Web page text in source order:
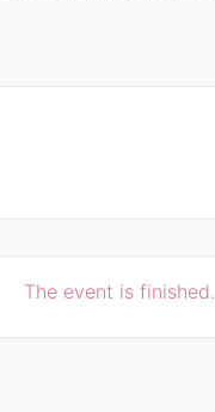
The event is finished.